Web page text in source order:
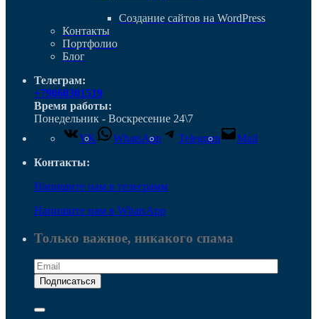
Cоздание сайтов на WordPress
Контакты
Портфолио
Блог
Телеграм:
+79060301519
Время работы:
Понедельник - Воскресение 24\7
VK
WhatsApp Telegram
Mail
Контакты:
Напишите нам в телеграмм
Напишите нам в WhatsApp
Только важное, никакого спама